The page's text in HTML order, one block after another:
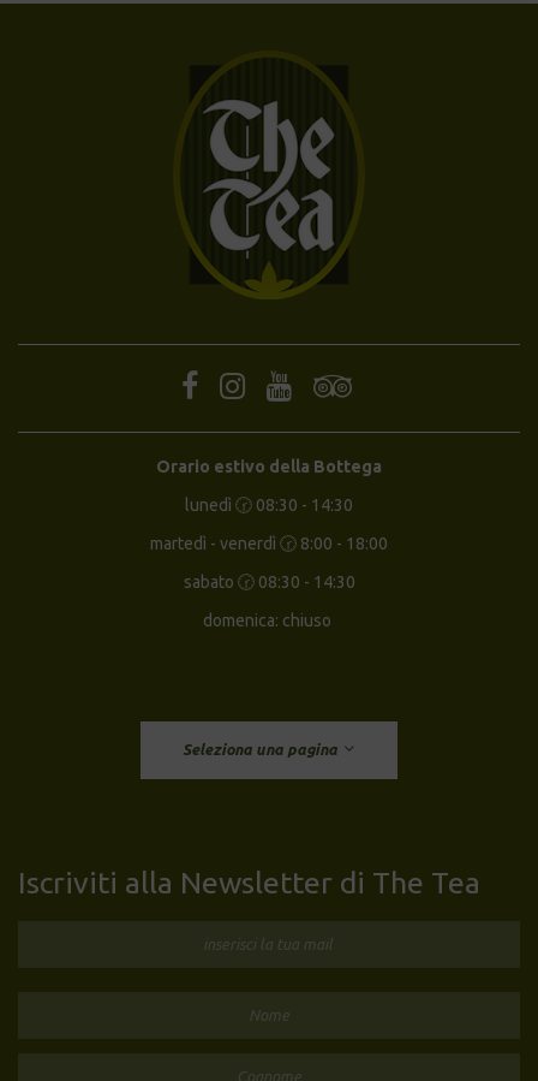
Orario estivo della Bottega
lunedì 🕝 08:30 - 14:30
martedì - venerdì 🕝 8:00 - 18:00
sabato 🕝 08:30 - 14:30
domenica: chiuso
Seleziona una pagina
Iscriviti alla Newsletter di The Tea